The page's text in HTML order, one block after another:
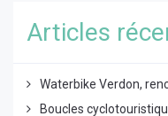
Articles
Waterbike Verdon,
Boucles